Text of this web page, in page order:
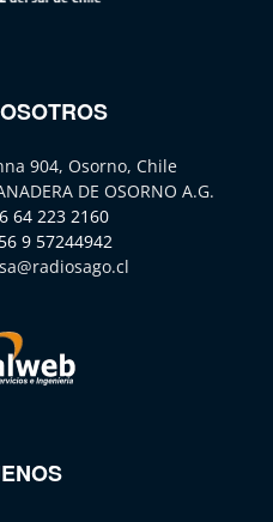
904, Osorno, Chile
DE OSORNO A.G.
64 223 2160
9 57244942